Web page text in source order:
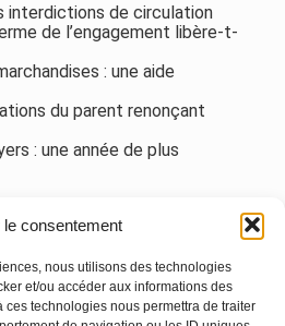
le consentement
nous utilisons des technologies
et/ou accéder aux informations des
technologies nous permettra de traiter
interdictions de circulation
de l’engagement libère-t-
: une aide
du parent renonçant
: une année de plus
afficher.